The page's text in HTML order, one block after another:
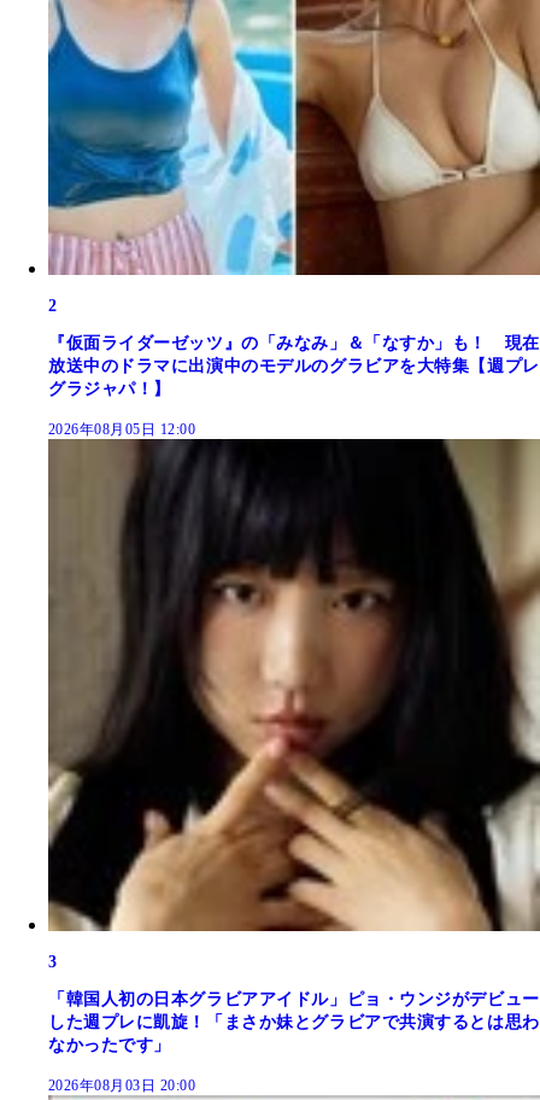
2
『仮面ライダーゼッツ』の「みなみ」＆「なすか」も！ 現在
放送中のドラマに出演中のモデルのグラビアを大特集【週プレ
グラジャパ！】
2026年08月05日 12:00
3
「韓国人初の日本グラビアアイドル」ピョ・ウンジがデビュー
した週プレに凱旋！「まさか妹とグラビアで共演するとは思わ
なかったです」
2026年08月03日 20:00